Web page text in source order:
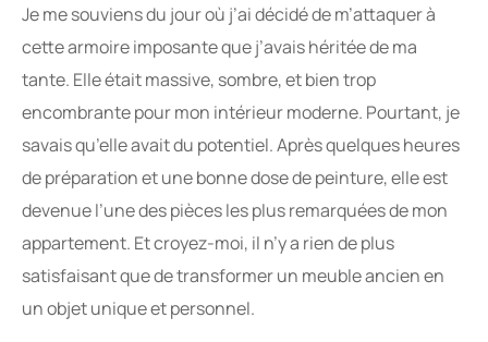
Je me souviens du jour où j’ai décidé de m’attaquer à
cette armoire imposante que j’avais héritée de ma
tante. Elle était massive, sombre, et bien trop
encombrante pour mon intérieur moderne. Pourtant, je
savais qu’elle avait du potentiel. Après quelques heures
de préparation et une bonne dose de peinture, elle est
devenue l’une des pièces les plus remarquées de mon
appartement. Et croyez-moi, il n’y a rien de plus
satisfaisant que de transformer un meuble ancien en
un objet unique et personnel.